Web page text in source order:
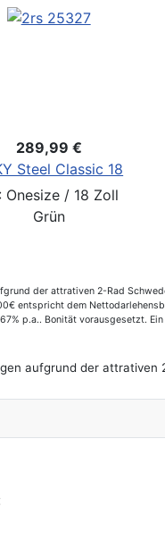
Puky
Blau
der attrativen 2-Rad
entspricht dem
p.a.. Bonität vorausgesetzt.
aufgrund der